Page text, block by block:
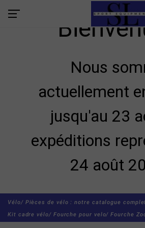
Nous
actuellement
jusqu'au 23
expéditions
24 août
Vélo/ Pièces de vélo : notre catalogue
Kit cadre vélo/ Fourche pour velo/ Fourche